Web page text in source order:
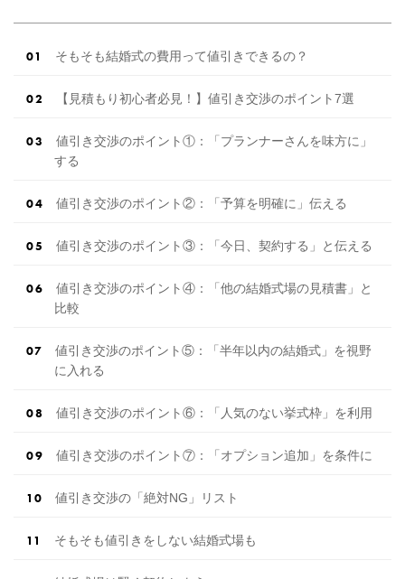
そもそも結婚式の費用って値引きできるの？
【見積もり初心者必見！】値引き交渉のポイント7選
値引き交渉のポイント①：「プランナーさんを味方に」
する
値引き交渉のポイント②：「予算を明確に」伝える
値引き交渉のポイント③：「今日、契約する」と伝える
値引き交渉のポイント④：「他の結婚式場の見積書」と
比較
値引き交渉のポイント⑤：「半年以内の結婚式」を視野
に入れる
値引き交渉のポイント⑥：「人気のない挙式枠」を利用
値引き交渉のポイント⑦：「オプション追加」を条件に
値引き交渉の「絶対NG」リスト
そもそも値引きをしない結婚式場も